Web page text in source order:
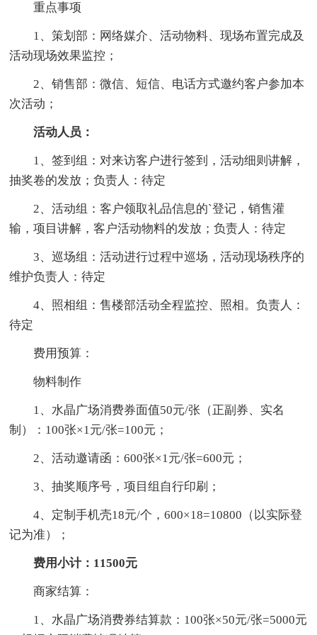
重点事项
1、策划部：网络媒介、活动物料、现场布置完成及
活动现场效果监控；
2、销售部：微信、短信、电话方式邀约客户参加本
次活动；
活动人员：
1、签到组：对来访客户进行签到，活动细则讲解，
抽奖卷的发放；负责人：待定
2、活动组：客户领取礼品信息的`登记，销售灌
输，项目讲解，客户活动物料的发放；负责人：待定
3、巡场组：活动进行过程中巡场，活动现场秩序的
维护负责人：待定
4、照相组：售楼部活动全程监控、照相。负责人：
待定
费用预算：
物料制作
1、水晶广场消费券面值50元/张（正副券、实名
制）：100张×1元/张=100元；
2、活动邀请函：600张×1元/张=600元；
3、抽奖顺序号，项目组自行印刷；
4、定制手机壳18元/个，600×18=10800（以实际登
记为准）；
费用小计：11500元
商家结算：
1、水晶广场消费券结算款：100张×50元/张=5000元